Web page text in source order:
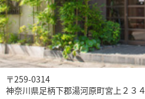
〒259-0314
神奈川県足柄下郡湯河原町宮上２３４